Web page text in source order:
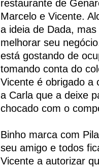
restaurante de
Marcelo e Vicente.
a ideia de Dada,
melhorar seu
está gostando de
tomando conta do
Vicente é obrigado a
a Carla que a deixe
chocado com o
Binho marca com
seu amigo e todos
Vicente a autorizar